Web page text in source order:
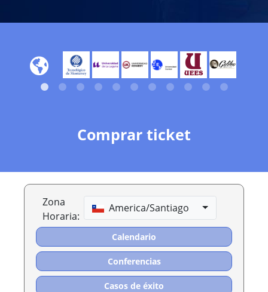
Comprar ticket
Zona
Horaria:
America/Santiago
Calendario
Conferencias
Casos de éxito